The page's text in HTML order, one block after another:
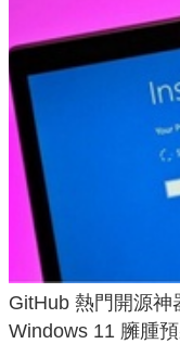
GitHub 熱門開源神
Windows 11 臃腫